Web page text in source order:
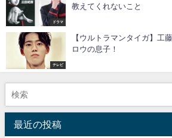
ドラマ
教えてくれないこと
テレビ
【ウルトラマンタイガ】工
ロウの息子！
最近の投稿